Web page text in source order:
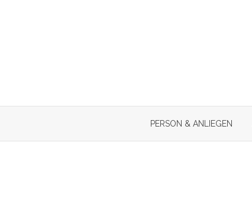
PERSON & ANLIEGEN